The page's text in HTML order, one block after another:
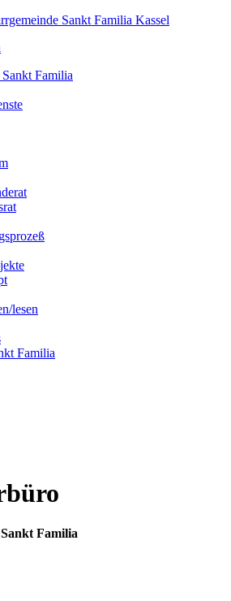
Familia
lesen
Familia
Familia